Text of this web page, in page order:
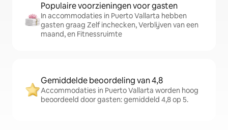
Populaire voorzieningen voor gasten
In accommodaties in Puerto Vallarta hebben
gasten graag Zelf inchecken, Verblijven van een
maand, en Fitnessruimte
Gemiddelde beoordeling van 4,8
Accommodaties in Puerto Vallarta worden hoog
beoordeeld door gasten: gemiddeld 4,8 op 5.